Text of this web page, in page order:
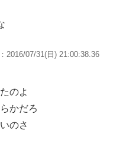
：2016/07/31(日) 21:00:38.36
のよ
かだろ
のさ